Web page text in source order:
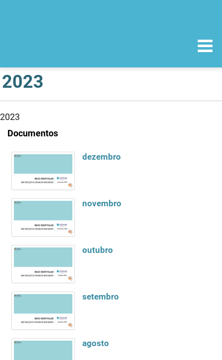
2023
2023
Documentos
dezembro
novembro
outubro
setembro
agosto